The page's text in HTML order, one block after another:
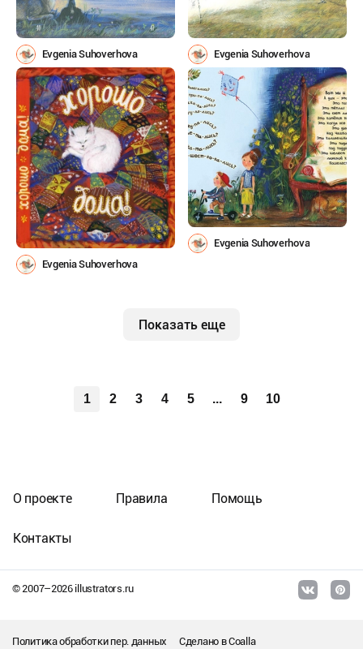
Evgenia Suhoverhova Evgenia Suhoverhova
Evgenia Suhoverhova
Evgenia Suhoverhova
Показать еще
1 2 3 4 5 ... 9 10
© 2007–2026illustrators.ru
О проекте Правила Помощь
Контакты
Политика обработки пер. данных Сделано вCoalla